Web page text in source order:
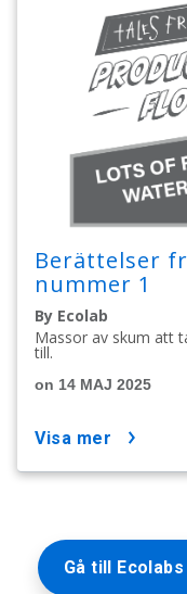
Berättelser
nummer 1
By Ecolab
Massor av skum att
till.
on 14 MAJ 2025
visa mer
Gå till